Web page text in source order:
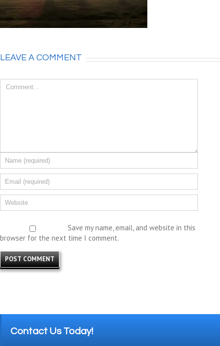
LEAVE A COMMENT
Save my name, email, and website in this
browser for the next time I comment.
Contact Us Today!